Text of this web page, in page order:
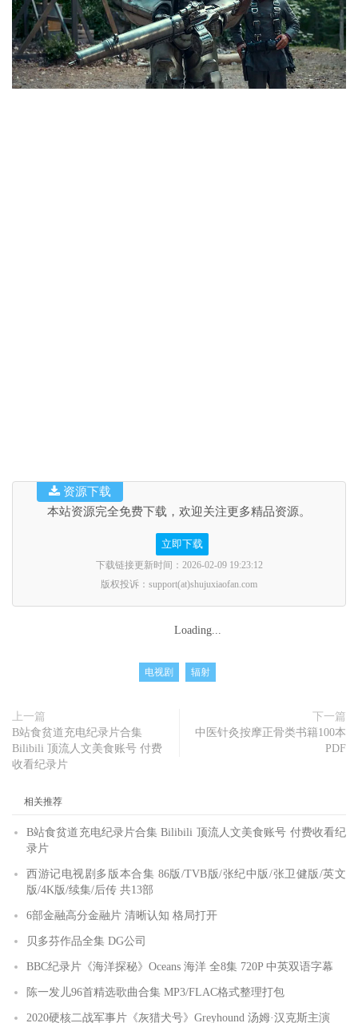
本站资源完全免费下载，欢迎关注更多精品资源。
立即下载
下载链接更新时间：2026-02-09 19:23:12
版权投诉：support(at)shujuxiaofan.com
资源下载
Loading...
电视剧 辐射
上一篇
B站食贫道充电纪录片合集
Bilibili 顶流人文美食账号 付费
收看纪录片
下一篇
中医针灸按摩正骨类书籍100本
PDF
相关推荐
B站食贫道充电纪录片合集 Bilibili 顶流人文美食账号 付费收看纪
录片
西游记电视剧多版本合集 86版/TVB版/张纪中版/张卫健版/英文
版/4K版/续集/后传 共13部
6部金融高分金融片 清晰认知 格局打开
贝多芬作品全集 DG公司
BBC纪录片《海洋探秘》Oceans 海洋 全8集 720P 中英双语字幕
陈一发儿96首精选歌曲合集 MP3/FLAC格式整理打包
2020硬核二战军事片《灰猎犬号》Greyhound 汤姆·汉克斯主演